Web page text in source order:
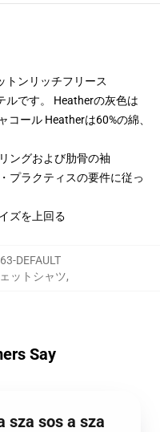
トンリッチフリース
ルです。 Heatherの灰色は
コール Heatherは60%の綿、
ングおよび肋骨の袖
プラクティスの要件に従っ
ズを上回る
DEFAULT
ットシャツ,
Say
sza sos a sza